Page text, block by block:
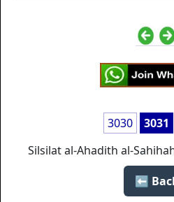
3030 3031
Silsilat al-Ahadith al-
Back